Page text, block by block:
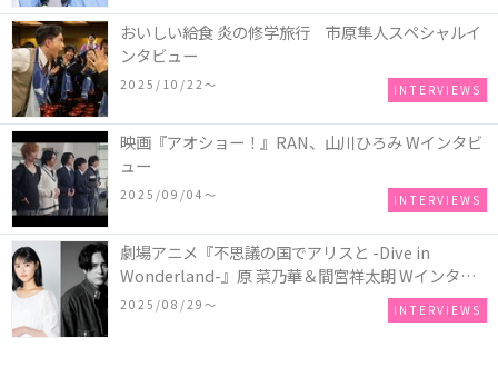
おいしい給食 炎の修学旅行 市原隼人スペシャルイ
ンタビュー
2025/10/22〜 INTERVIEWS
映画『アオショー！』RAN、山川ひろみ Wインタビ
ュー
2025/09/04〜 INTERVIEWS
劇場アニメ『不思議の国でアリスと -Dive in
Wonderland-』原 菜乃華＆間宮祥太朗 Wインタビ
ュー
2025/08/29〜 INTERVIEWS